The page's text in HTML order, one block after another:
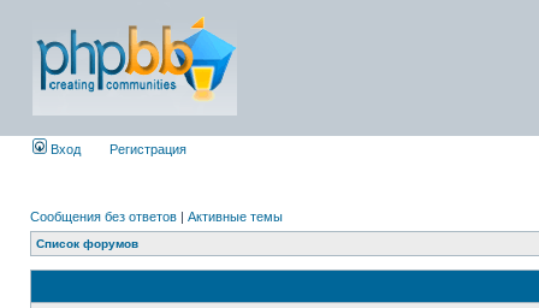
Вход Регистрация
Сообщения без ответов | Активные темы
Список форумов